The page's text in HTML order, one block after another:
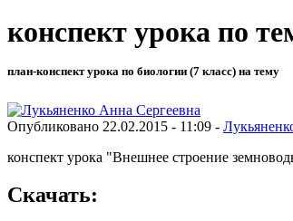
конспект урока по
план-конспект урока по биологии (7 класс) на тему
Опубликовано 22.02.2015 - 11:09 -
конспект урока "Внешнее строение
Скачать: